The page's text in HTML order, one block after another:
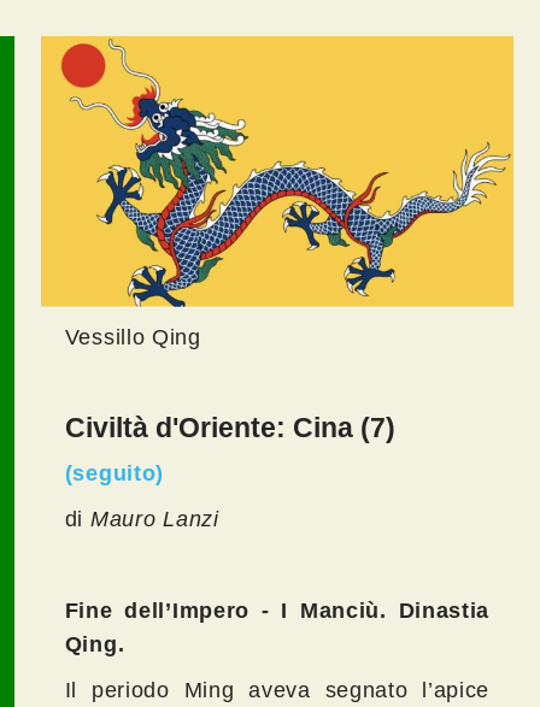
Vessillo Qing
Civiltà d'Oriente: Cina (7)
(seguito)
di Mauro Lanzi
Fine dell’Impero - I Manciù. Dinastia
Qing.
Il periodo Ming aveva segnato l’apice